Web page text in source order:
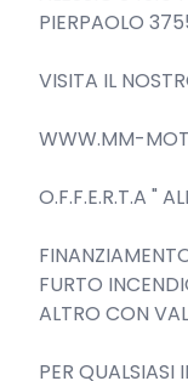
PIERPAOLO
VISITA IL
WWW.MM-
O.F.F.E.R.T.A "
FURTO
ALTRO CON
PER QUALSIASI